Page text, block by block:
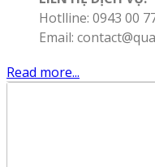
Hotlline: 0943 00
Email:
Read more...